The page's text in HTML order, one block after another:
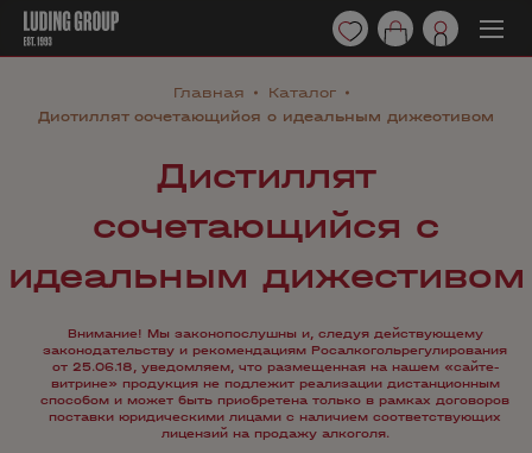
Главная
Каталог
Дистиллят сочетающийся с идеальным дижестивом
Дистиллят
сочетающийся с
идеальным дижестивом
Внимание! Мы законопослушны и, следуя действующему
законодательству и рекомендациям Росалкогольрегулирования
от 25.06.18, уведомляем, что размещенная на нашем «сайте-
витрине» продукция не подлежит реализации дистанционным
способом и может быть приобретена только в рамках договоров
поставки юридическими лицами с наличием соответствующих
лицензий на продажу алкоголя.